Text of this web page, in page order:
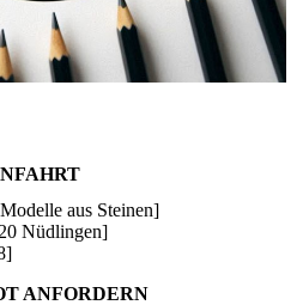
aus Steinen]
Nüdlingen]
ANFORDERN